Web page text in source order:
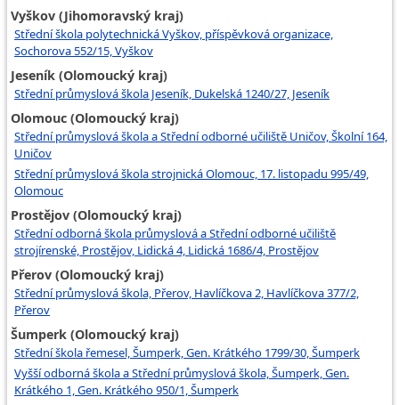
Vyškov (Jihomoravský kraj)
Střední škola polytechnická Vyškov, příspěvková organizace,
Sochorova 552/15, Vyškov
Jeseník (Olomoucký kraj)
Střední průmyslová škola Jeseník, Dukelská 1240/27, Jeseník
Olomouc (Olomoucký kraj)
Střední průmyslová škola a Střední odborné učiliště Uničov, Školní 164,
Uničov
Střední průmyslová škola strojnická Olomouc, 17. listopadu 995/49,
Olomouc
Prostějov (Olomoucký kraj)
Střední odborná škola průmyslová a Střední odborné učiliště
strojírenské, Prostějov, Lidická 4, Lidická 1686/4, Prostějov
Přerov (Olomoucký kraj)
Střední průmyslová škola, Přerov, Havlíčkova 2, Havlíčkova 377/2,
Přerov
Šumperk (Olomoucký kraj)
Střední škola řemesel, Šumperk, Gen. Krátkého 1799/30, Šumperk
Vyšší odborná škola a Střední průmyslová škola, Šumperk, Gen.
Krátkého 1, Gen. Krátkého 950/1, Šumperk